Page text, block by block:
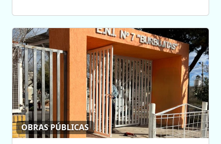
OBRAS PÚBLICAS